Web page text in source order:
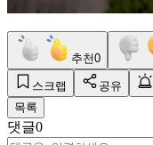
추천0
스크랩 공유
목록
댓글0